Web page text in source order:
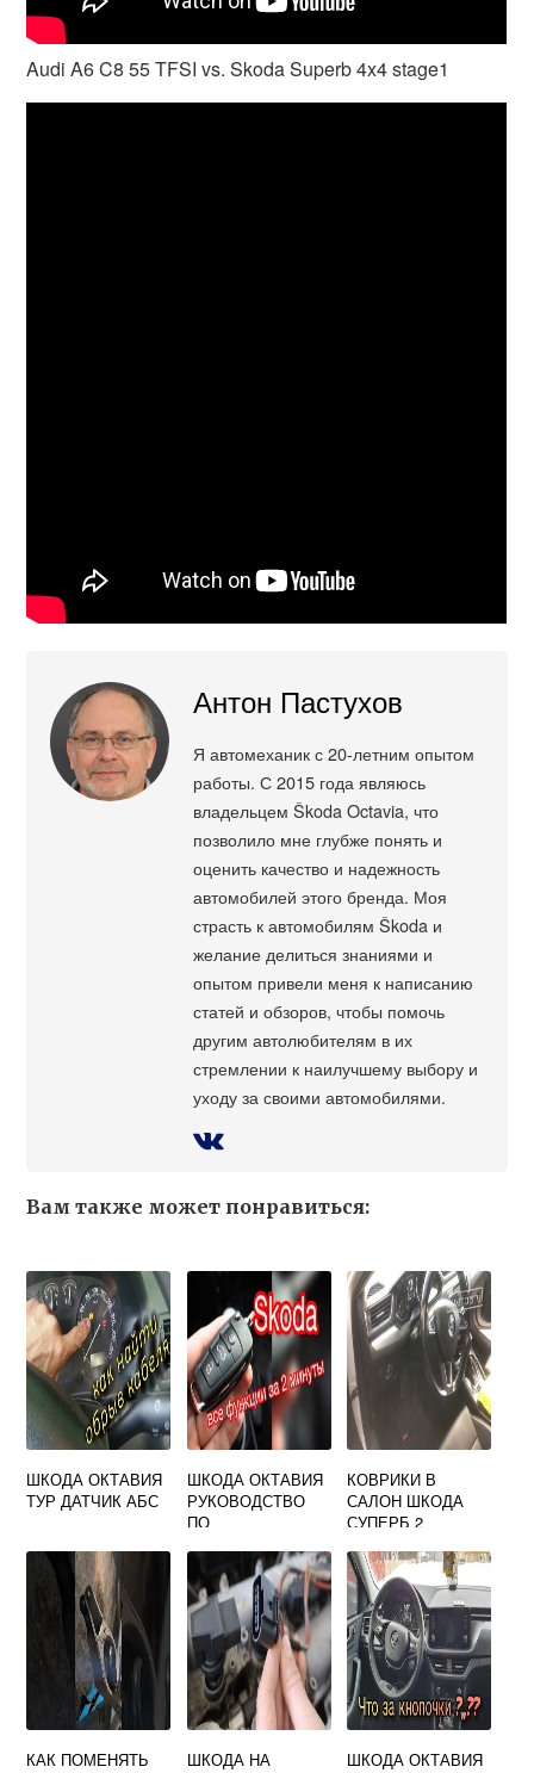
Audi A6 C8 55 TFSI vs. Skoda Superb 4x4 stage1
Антон Пастухов
Я автомеханик с 20-летним опытом
работы. С 2015 года являюсь
владельцем Škoda Octavia, что
позволило мне глубже понять и
оценить качество и надежность
автомобилей этого бренда. Моя
страсть к автомобилям Škoda и
желание делиться знаниями и
опытом привели меня к написанию
статей и обзоров, чтобы помочь
другим автолюбителям в их
стремлении к наилучшему выбору и
уходу за своими автомобилями.
Вам также может понравиться:
ШКОДА ОКТАВИЯ
ТУР ДАТЧИК АБС
ШКОДА ОКТАВИЯ
РУКОВОДСТВО
ПО
А7
КОВРИКИ В
САЛОН ШКОДА
СУПЕРБ 2
КАК ПОМЕНЯТЬ
ШКОДА НА
ШКОДА ОКТАВИЯ